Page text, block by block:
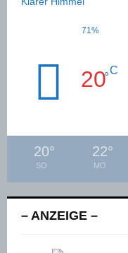
71%
20°C
20°
SO
22°
MO
– ANZEIGE –